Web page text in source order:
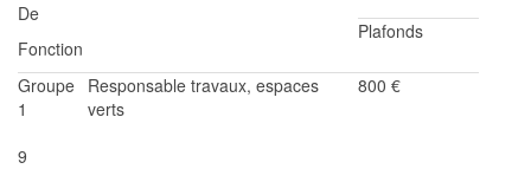
De
Fonction
Plafonds
Groupe
1
Responsable travaux, espaces
verts
800 €
9